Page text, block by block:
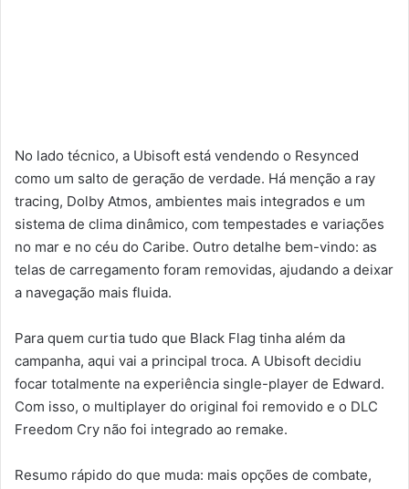
No lado técnico, a Ubisoft está vendendo o Resynced
como um salto de geração de verdade. Há menção a ray
tracing, Dolby Atmos, ambientes mais integrados e um
sistema de clima dinâmico, com tempestades e variações
no mar e no céu do Caribe. Outro detalhe bem-vindo: as
telas de carregamento foram removidas, ajudando a deixar
a navegação mais fluida.
Para quem curtia tudo que Black Flag tinha além da
campanha, aqui vai a principal troca. A Ubisoft decidiu
focar totalmente na experiência single-player de Edward.
Com isso, o multiplayer do original foi removido e o DLC
Freedom Cry não foi integrado ao remake.
Resumo rápido do que muda: mais opções de combate,